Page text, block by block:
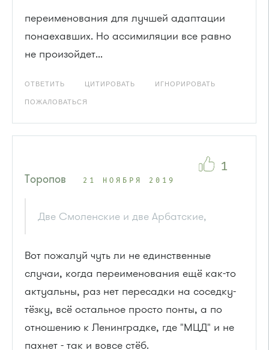
переименования для лучшей адаптации
понаехавших. Но ассимиляции все равно
не произойдет...
ОТВЕТИТЬ ЦИТИРОВАТЬ ИГНОРИРОВАТЬ
ПОЖАЛОВАТЬСЯ
Торопов 21 НОЯБРЯ 2019
Две Смоленские и две Арбатские,
Вот пожалуй чуть ли не единственные
случаи, когда переименования ещё как-то
актуальны, раз нет пересадки на соседку-
тёзку, всё остальное просто понты, а по
отношению к Ленинградке, где "МЦД" и не
пахнет - так и вовсе стёб.
1